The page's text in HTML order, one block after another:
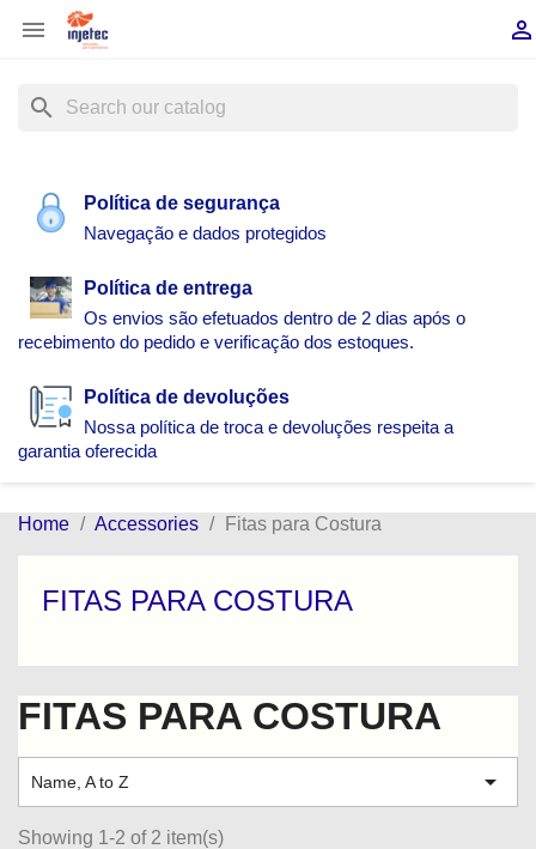
 
search
Política de segurança
Navegação e dados protegidos
Política de entrega
Os envios são efetuados dentro de 2 dias após o
recebimento do pedido e verificação dos estoques.
Política de devoluções
Nossa política de troca e devoluções respeita a
garantia oferecida
Home Accessories Fitas para Costura
FITAS PARA COSTURA
FITAS PARA COSTURA
Name, A to Z 
Showing 1-2 of 2 item(s)